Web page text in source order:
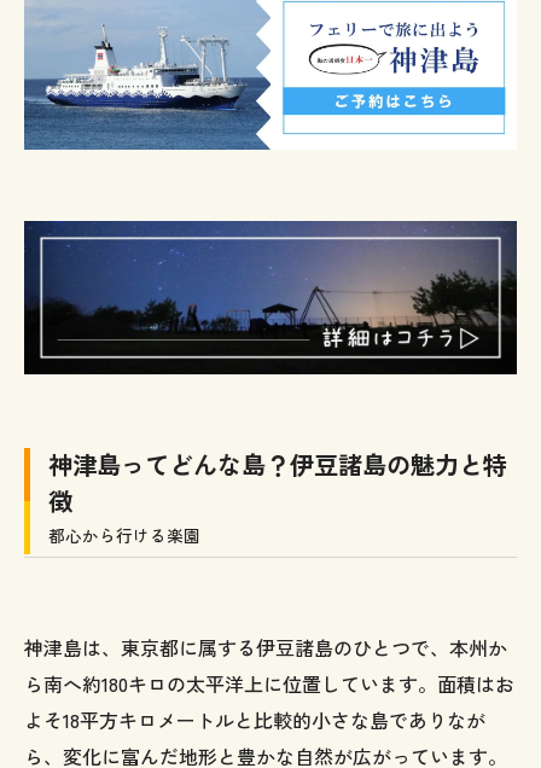
神津島ってどんな島？伊豆諸島の魅力と特
徴
都心から行ける楽園
神津島は、東京都に属する伊豆諸島のひとつで、本州か
ら南へ約180キロの太平洋上に位置しています。面積はお
よそ18平方キロメートルと比較的小さな島でありなが
ら、変化に富んだ地形と豊かな自然が広がっています。